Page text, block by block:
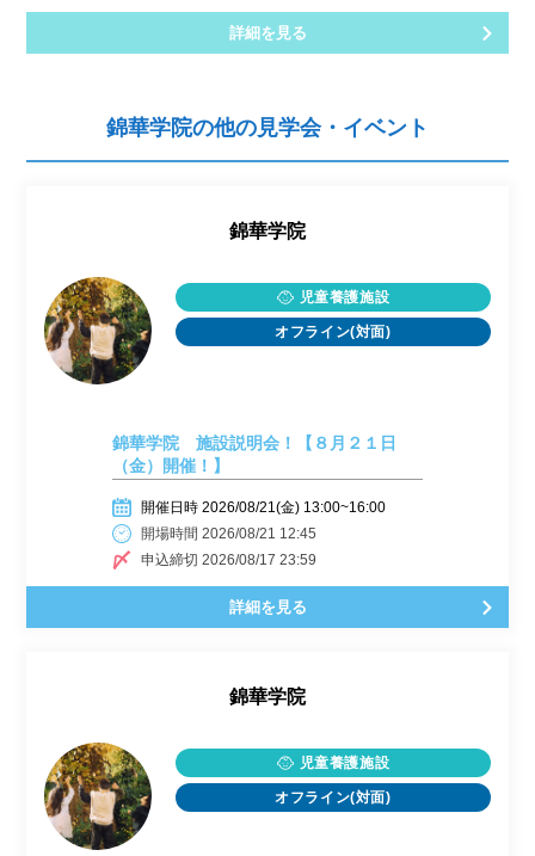
詳細を見る
錦華学院の他の見学会・イベント
錦華学院
児童養護施設
オフライン(対面)
錦華学院 施設説明会！【８月２１日
（金）開催！】
開催日時 2026/08/21(金) 13:00~16:00
開場時間 2026/08/21 12:45
申込締切 2026/08/17 23:59
詳細を見る
錦華学院
児童養護施設
オフライン(対面)